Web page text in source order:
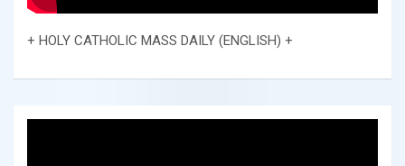
+ HOLY CATHOLIC MASS DAILY (ENGLISH) +